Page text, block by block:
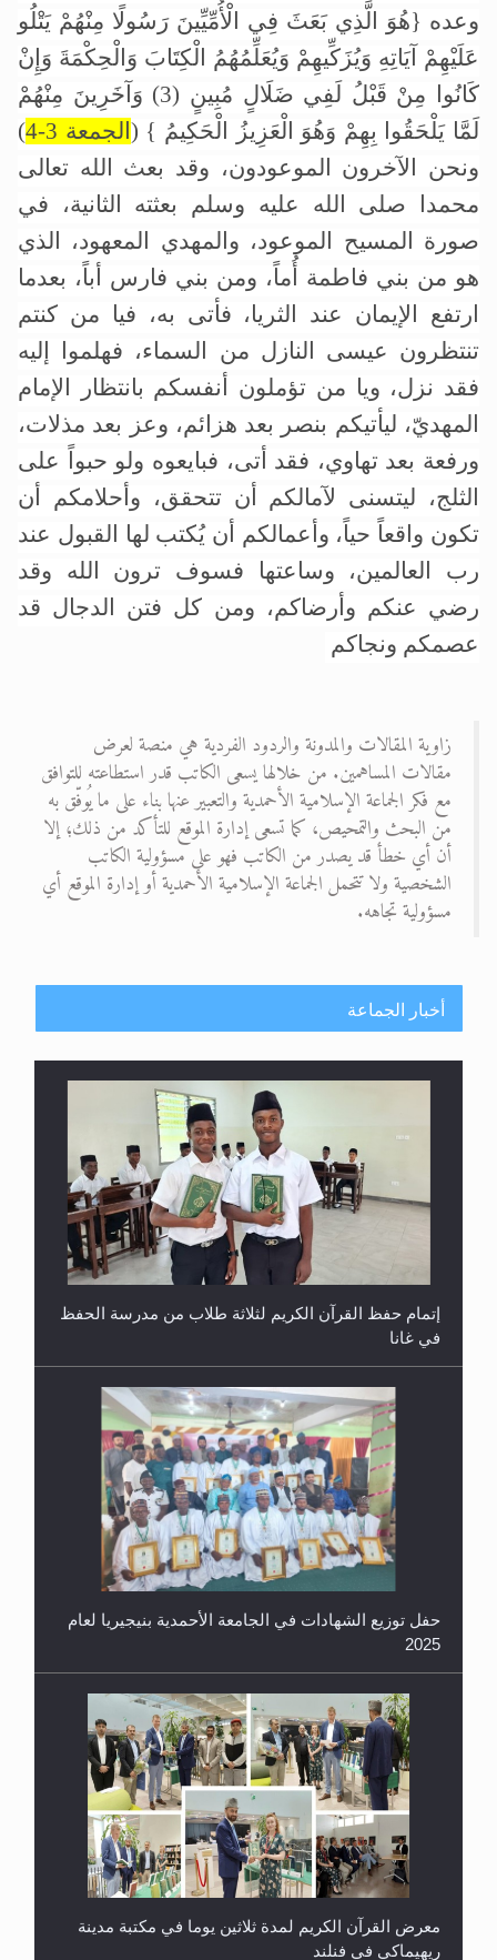
وعده {هُوَ الَّذِي بَعَثَ فِي الْأُمِّيِّينَ رَسُولًا مِنْهُمْ يَتْلُو
عَلَيْهِمْ آيَاتِهِ وَيُزَكِّيهِمْ وَيُعَلِّمُهُمُ الْكِتَابَ وَالْحِكْمَةَ وَإِنْ
كَانُوا مِنْ قَبْلُ لَفِي ضَلَالٍ مُبِينٍ (3) وَآخَرِينَ مِنْهُمْ
لَمَّا يَلْحَقُوا بِهِمْ وَهُوَ الْعَزِيزُ الْحَكِيمُ } ( الجمعة 3-4
)
ونحن الآخرون الموعودون، وقد بعث الله تعالى
محمدا صلى الله عليه وسلم بعثته الثانية، في
صورة المسيح الموعود، والمهدي المعهود، الذي
هو من بني فاطمة أُماً، ومن بني فارس أباً، بعدما
ارتفع الإيمان عند الثريا، فأتى به، فيا من كنتم
تنتظرون عيسى النازل من السماء، فهلموا إليه
فقد نزل، ويا من تؤملون أنفسكم بانتظار الإمام
المهديّ، ليأتيكم بنصر بعد هزائم، وعز بعد مذلات،
ورفعة بعد تهاوي، فقد أتى، فبايعوه ولو حبواً على
الثلج، ليتسنى لآمالكم أن تتحقق، وأحلامكم أن
تكون واقعاً حياً، وأعمالكم أن يُكتب لها القبول عند
رب العالمين، وساعتها فسوف ترون الله وقد
رضي عنكم وأرضاكم، ومن كل فتن الدجال قد
عصمكم ونجاكم
زاوية المقالات والمدونة والردود الفردية هي منصة لعرض
مقالات المساهمين. من خلالها يسعى الكاتب قدر استطاعته للتوافق
مع فكر الجماعة الإسلامية الأحمدية والتعبير عنها بناء على ما يُوفّق به
من البحث والتمحيص، كما تسعى إدارة الموقع للتأكد من ذلك؛ إلا
أن أي خطأ قد يصدر من الكاتب فهو على مسؤولية الكاتب
الشخصية ولا تتحمل الجماعة الإسلامية الأحمدية أو إدارة الموقع أي
مسؤولية تجاهه.
أخبار الجماعة
حفل توزيع الشهادات في الجامعة الأحمدية بنيجيريا لعام
2025
معرض القرآن الكريم لمدة ثلاثين يوما في مكتبة مدينة
ريهيماكي في فنلند
ندوة حول نظام الوصية في الجماعة الأحمدية في
شيتاغونغ – بنغلاديش